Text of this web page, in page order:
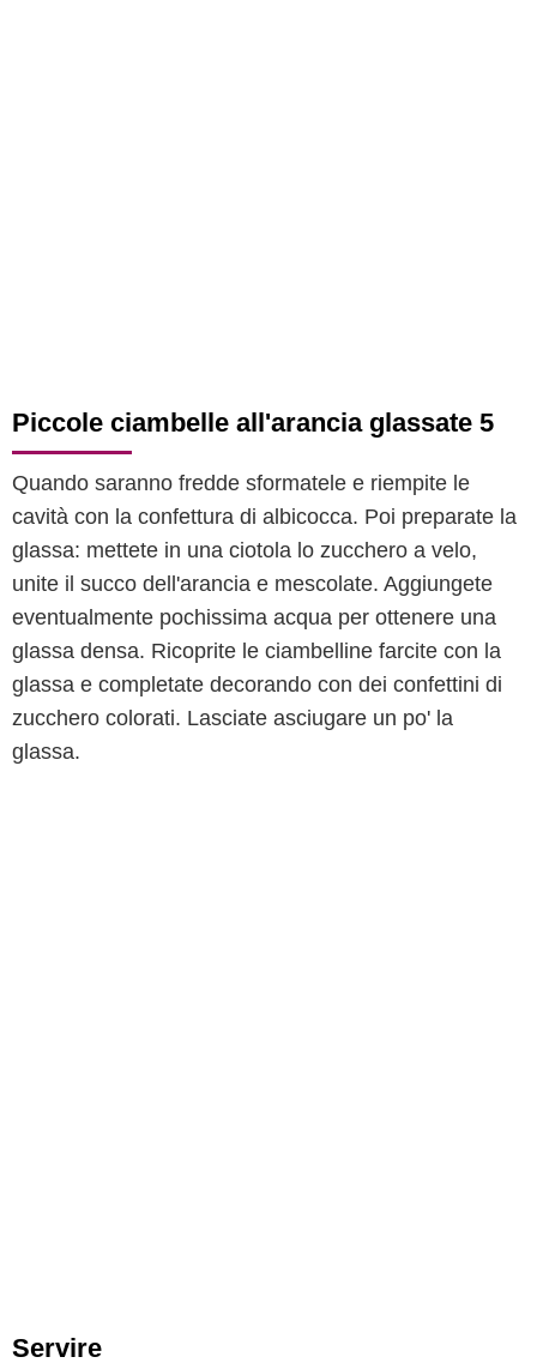
Piccole ciambelle all'arancia glassate 5
Quando saranno fredde sformatele e riempite le
cavità con la confettura di albicocca. Poi preparate la
glassa: mettete in una ciotola lo zucchero a velo,
unite il succo dell'arancia e mescolate. Aggiungete
eventualmente pochissima acqua per ottenere una
glassa densa. Ricoprite le ciambelline farcite con la
glassa e completate decorando con dei confettini di
zucchero colorati. Lasciate asciugare un po' la
glassa.
Servire